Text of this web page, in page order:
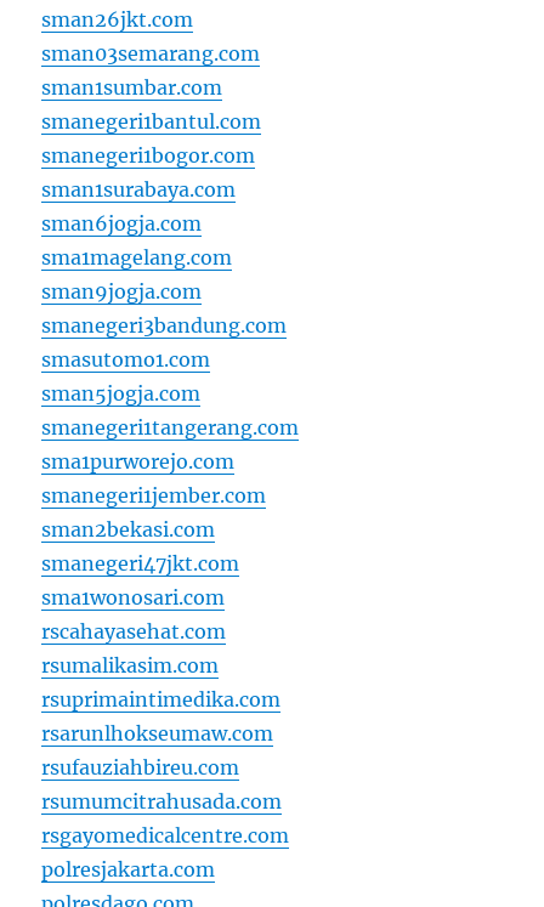
sman26jkt.com
sman03semarang.com
sman1sumbar.com
smanegeri1bantul.com
smanegeri1bogor.com
sman1surabaya.com
sman6jogja.com
sma1magelang.com
sman9jogja.com
smanegeri3bandung.com
smasutomo1.com
sman5jogja.com
smanegeri1tangerang.com
sma1purworejo.com
smanegeri1jember.com
sman2bekasi.com
smanegeri47jkt.com
sma1wonosari.com
rscahayasehat.com
rsumalikasim.com
rsuprimaintimedika.com
rsarunlhokseumaw.com
rsufauziahbireu.com
rsumumcitrahusada.com
rsgayomedicalcentre.com
polresjakarta.com